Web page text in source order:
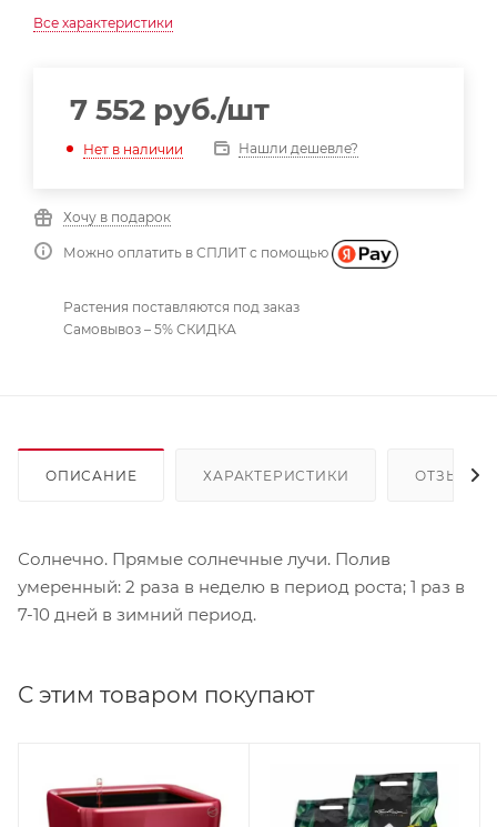
Все характеристики
7 552 руб./шт
Нет в наличии Нашли дешевле?
Хочу в подарок
Можно оплатить в СПЛИТ с помощью
Растения поставляются под заказ
Самовывоз – 5% СКИДКА
ОПИСАНИЕ ХАРАКТЕРИСТИКИ ОТЗЫВЫ
Солнечно. Прямые солнечные лучи. Полив
умеренный: 2 раза в неделю в период роста; 1 раз в
7-10 дней в зимний период.
С этим товаром покупают